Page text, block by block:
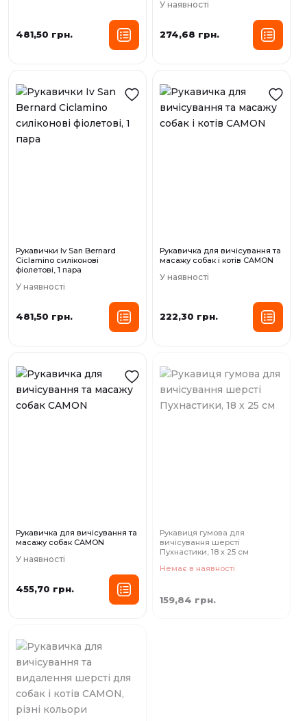
481,50 грн.
У наявності
274,68 грн.
Рукавички Iv San Bernard
Ciclamino силіконові
фіолетові, 1 пара
У наявності
481,50 грн.
Рукавичка для вичісування та
масажу собак і котів CAMON
У наявності
222,30 грн.
Рукавичка для вичісування та
масажу собак CAMON
У наявності
455,70 грн.
Рукавиця гумова для
вичісування шерсті
Пухнастики, 18 х 25 см
Немає в наявності
159,84 грн.